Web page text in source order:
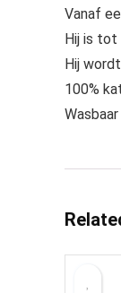
Vanaf
Hij is tot
Hij
100%